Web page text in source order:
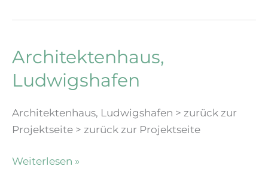
Architektenhaus,
Ludwigshafen
Architektenhaus, Ludwigshafen > zurück zur
Projektseite > zurück zur Projektseite
Architektenhaus,
Weiterlesen »